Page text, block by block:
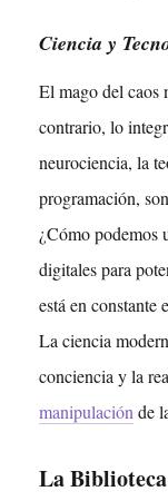
Ciencia y
El mago del caos
contrario, lo
neurociencia, la
programación,
¿Cómo podemos
digitales para
está en
La ciencia
conciencia y la
manipulación de
La